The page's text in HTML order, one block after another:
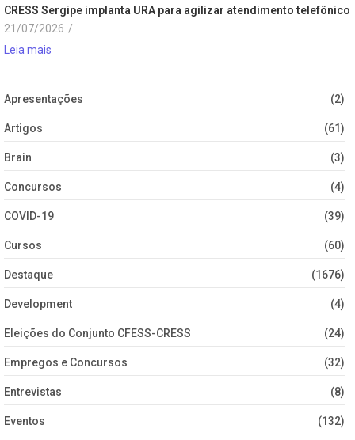
CRESS Sergipe implanta URA para agilizar atendimento telefônico
21/07/2026 /
Leia mais
Apresentações (2)
Artigos (61)
Brain (3)
Concursos (4)
COVID-19 (39)
Cursos (60)
Destaque (1676)
Development (4)
Eleições do Conjunto CFESS-CRESS (24)
Empregos e Concursos (32)
Entrevistas (8)
Eventos (132)